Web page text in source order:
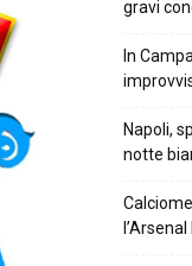
gravi
In
Napoli,
notte